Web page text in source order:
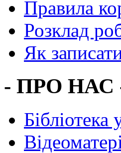
Правила
Розклад
Як
- ПРО НАС
Бібліотека